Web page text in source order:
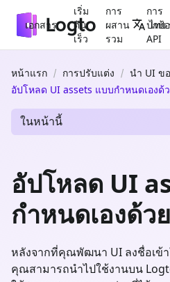
เอกสาร
เริ่ม
ต้น
เร็ว
การ
ผสาน
รวม
การ
ปกป้
API
ไทย
หน้าแรก การปรับแต่ง
นำ UI ข
อัปโหลด UI assets แบบกำหนดเองด้
ในหน้านี้
อัปโหลด UI
กำหนดเองด้ว
หลังจากที่คุณพัฒนา UI ลงชื่อเข้า
คุณสามารถนำไปใช้งานบน